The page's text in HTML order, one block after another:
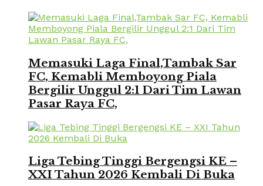
Memasuki Laga Final,Tambak Sar
FC, Kemabli Memboyong Piala
Bergilir Unggul 2:1 Dari Tim Lawan
Pasar Raya FC,
Liga Tebing Tinggi Bergengsi KE –
XXI Tahun 2026 Kembali Di Buka